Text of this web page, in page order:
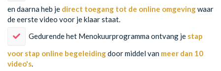
en daarna heb je direct toegang tot de online omgevingwaar
de eerste video voor je klaar staat.
​Gedurende het Menokuurprogramma ontvang je stap
voor stap online begeleidingdoor middel van meer dan 10
video's.